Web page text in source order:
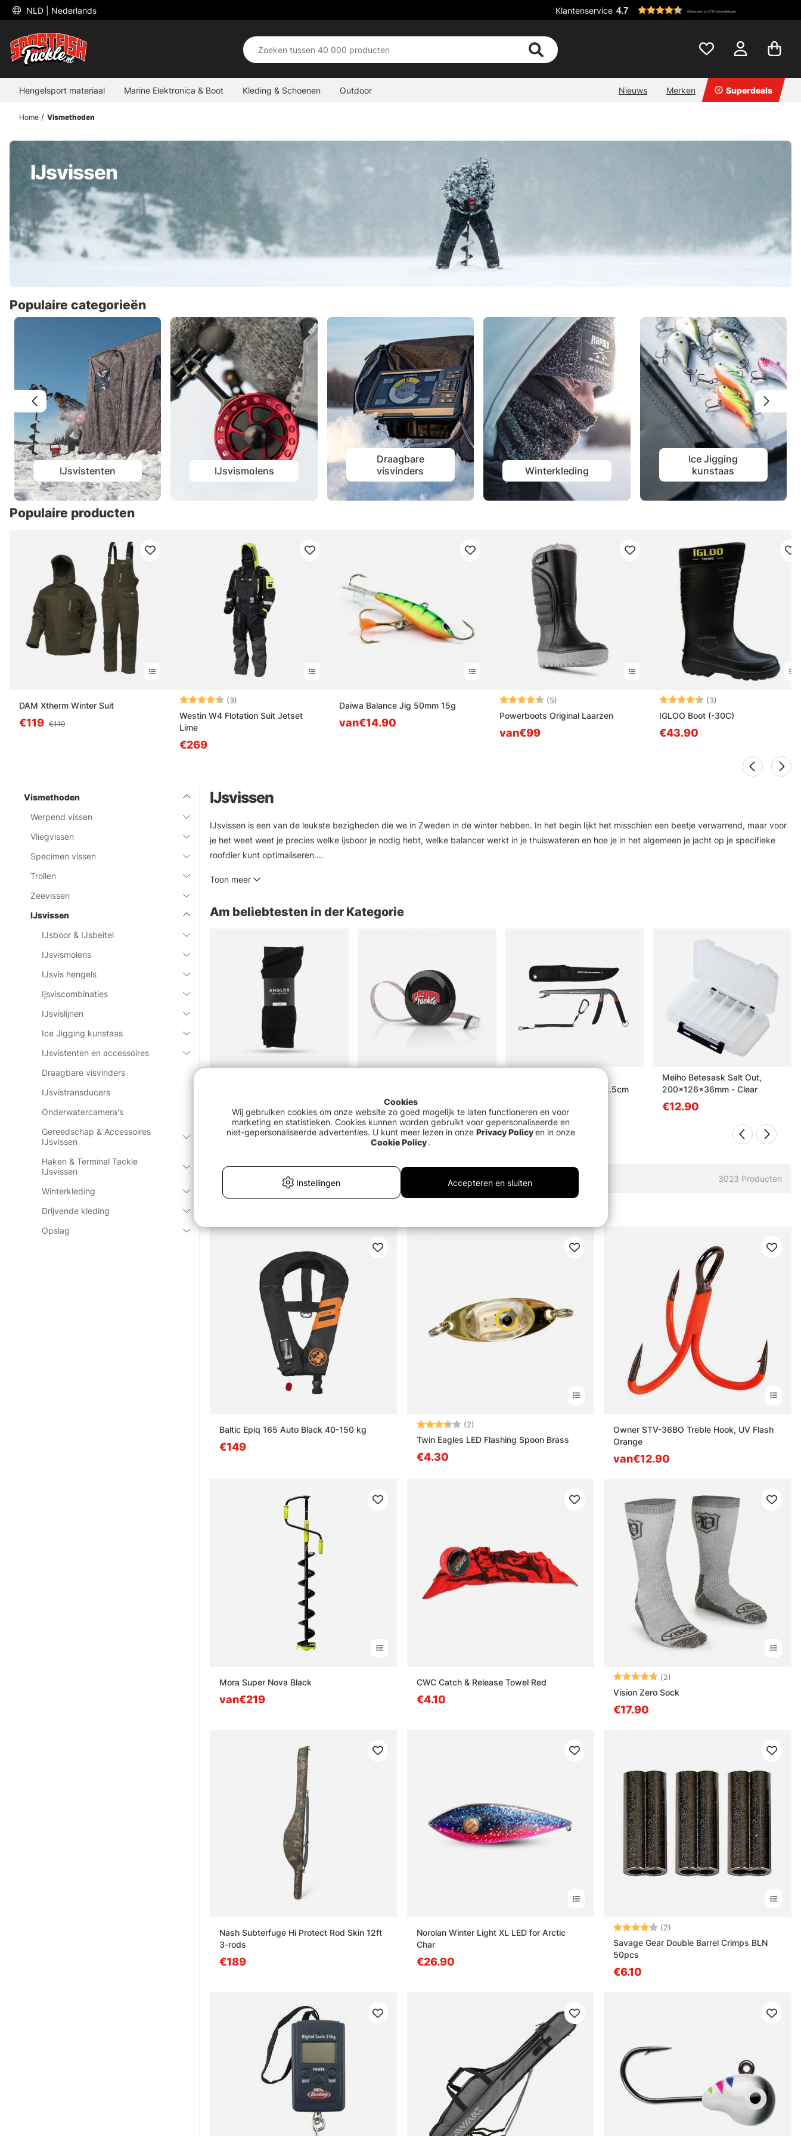
NLD | Nederlands Klantenservice 4.7 Gebaseerd op 2732 beoordelingen
Hengelsport materiaal Marine Elektronica & Boot Kleding & Schoenen Outdoor Nieuws Merken Superdeals
Home Vismethoden
IJsvissen
Populaire categorieën
IJsvistenten IJsvismolens
Draagbare
visvinders
Winterkleding
Ice Jigging
kunstaas
Populaire producten
DAM Xtherm Winter Suit
€119 €119
Beoordeling:(3)
Westin W4 Flotation Suit Jetset
Lime
€269
Daiwa Balance Jig 50mm 15g
van€14.90
Beoordeling:(5)
Powerboots Original Laarzen
van€99
Beoordeling:(3)
IGLOO Boot (-30C)
€43.90
Vismethoden
Werpend vissen
Vliegvissen
Specimen vissen
Trollen
Zeevissen
IJsvissen
IJsboor & IJsbeitel
IJsvismolens
IJsvis hengels
Ijsviscombinaties
IJsvislijnen
Ice Jigging kunstaas
IJsvistenten en accessoires
Draagbare visvinders
IJsvistransducers
Onderwatercamera's
Gereedschap & Accessoires
IJsvissen
Haken & Terminal Tackle
IJsvissen
Winterkleding
Drijvende kleding
Opslag
IJsvissen
IJsvissen is een van de leukste bezigheden die we in Zweden in de winter hebben. In het begin lijkt het misschien een beetje verwarrend, maar voor
je het weet weet je precies welke ijsboor je nodig hebt, welke balancer werkt in je thuiswateren en hoe je in het algemeen je jacht op je specifieke
roofdier kunt optimaliseren.
We hebben een zeer uitgebreide selectie om het je zo gemakkelijk mogelijk te maken je favorieten te vinden, of het nu gaat om geïsoleerde pop-up
Toon meer
Am beliebtesten in der Kategorie
And
Söder Lucky Socks Salt and
Pepper 41-46 1-pack
€7 €15.90 €3.90
DeepThroat Hookout 22.5cm
Meiho Betesask Salt Out,
200x126x36mm - Clear
€12.90
Promoties 3023 Producten
Baltic Epiq 165 Auto Black 40-150 kg
€149
Beoordeling:(2)
Twin Eagles LED Flashing Spoon Brass
€4.30
Owner STV-36BO Treble Hook, UV Flash
Orange
van€12.90
Mora Super Nova Black
van€219
CWC Catch & Release Towel Red
€4.10
Beoordeling:(2)
Vision Zero Sock
€17.90
Nash Subterfuge Hi Protect Rod Skin 12ft
3-rods
€189
Norolan Winter Light XL LED for Arctic
Char
€26.90
Beoordeling:(2)
Savage Gear Double Barrel Crimps BLN
50pcs
€6.10
Cookies
Wij gebruiken cookies om onze website zo goed mogelijk te laten functioneren en voor
marketing en statistieken. Cookies kunnen worden gebruikt voor gepersonaliseerde en
niet-gepersonaliseerde advertenties. U kunt meer lezen in onze Privacy Policy en in onze
Cookie Policy .
Instellingen Accepteren en sluiten